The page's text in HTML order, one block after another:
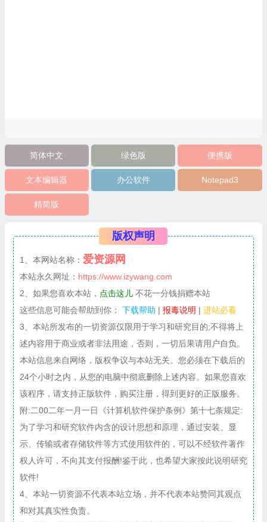
简体中文 绿色版 便携版
文本编辑器 办公软件 Notepad3
精简版
版权声明
1、本网站名称： 爱资源网
本站永久网址： https://www.izywang.com
2、如果您喜欢本站， 点击这儿不花一分钱捐赠本站
这些信息可能会帮助到你：
下载帮助 | 报毒说明 | 进站必看
3、本站所发布的一切资源仅限用于学习和研究目的;不得将上
述内容用于商业或者非法用途，否则，一切后果请用户自负。
本站信息来自网络，版权争议与本站无关。您必须在下载后的
24个小时之内，从您的电脑中彻底删除上述内容。如果您喜欢
该程序，请支持正版软件，购买注册，得到更好的正版服务。
附:二00二年一月一日《计算机软件保护条例》第十七条规定:
为了学习和研究软件内含的设计思想和原理，通过安装、显
示、传输或者存储软件等方式使用软件的，可以不经软件著作
权人许可，不向其支付报酬!鉴于此，也希望大家按此说明研究
软件!
4、本站一切资源不代表本站立场，并不代表本站赞同其观点
和对其真实性负责。